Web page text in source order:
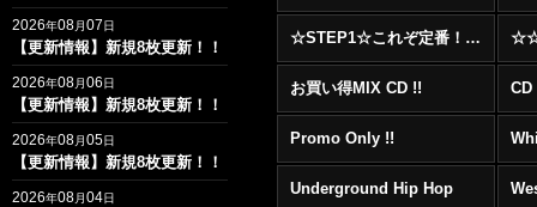
2026年08月07日
【更新情報】新規8枚更新！！
2026年08月06日
【更新情報】新規8枚更新！！
2026年08月05日
【更新情報】新規8枚更新！！
2026年08月04日
☆STEP1☆これぞ定番！！まずはここから！2000年代R&BフロアヒットBest 100 !!!
お買い得MIX CD !!
Promo Only !!
Underground Hip Hop